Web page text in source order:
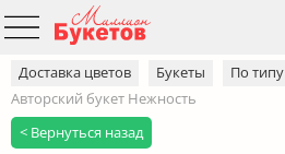
Доставка цветов Букеты По типу
Авторский букет Нежность
< Вернуться назад